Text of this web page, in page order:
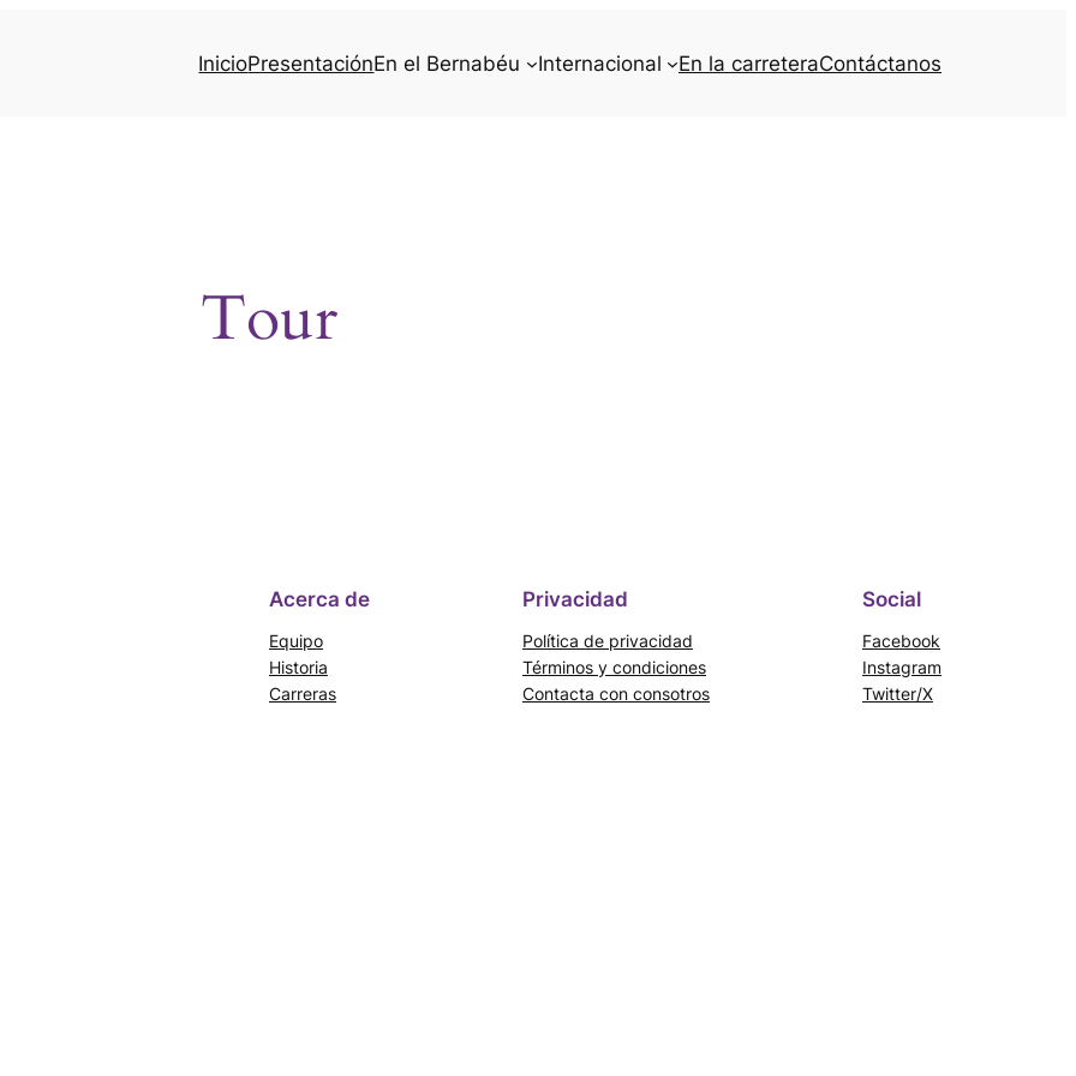
InicioPresentaciónEn el Bernabéu Internacional En la carreteraContáctanos
Tour
Acerca de
Equipo
Historia
Carreras
Privacidad
Política de privacidad
Términos y condiciones
Contacta con consotros
Social
Facebook
Instagram
Twitter/X